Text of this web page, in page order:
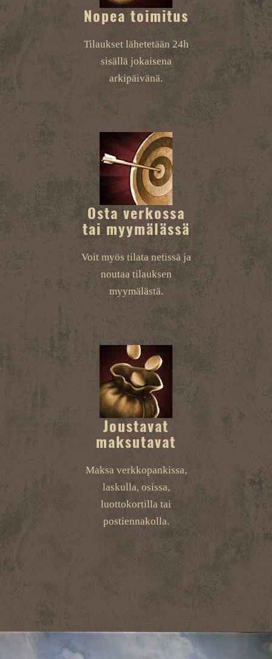
Nopea toimitus
Tilaukset lähetetään 24h
sisällä jokaisena
arkipäivänä.
Osta verkossa
tai myymälässä
Voit myös tilata netissä ja
noutaa tilauksen
myymälästä.
Joustavat
maksutavat
Maksa verkkopankissa,
laskulla, osissa,
luottokortilla tai
postiennakolla.